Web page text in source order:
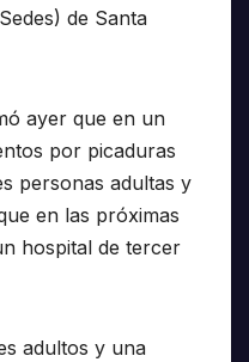
de Santa
ayer que en un
por picaduras
personas adultas y
en las próximas
hospital de tercer
adultos y una